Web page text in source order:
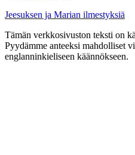
Jeesuksen ja Marian ilmestyksiä
Tämän verkkosivuston teksti on
Pyydämme anteeksi mahdolliset
englanninkieliseen käännökseen.